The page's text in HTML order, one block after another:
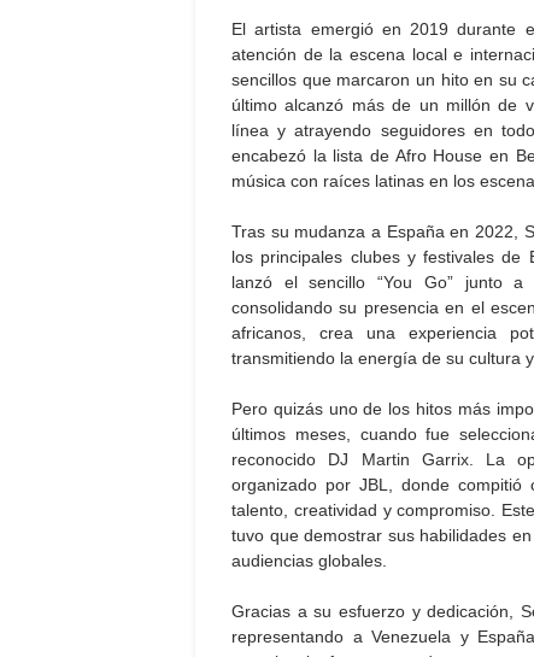
El artista emergió en 2019 durante
atención de la escena local e
sencillos que marcaron un hito en su
último alcanzó más de un millón de
línea y atrayendo seguidores en
encabezó la lista de Afro House en
música con raíces latinas en los
Tras su mudanza a España en 2022,
los principales clubes y festivales de
lanzó el sencillo “You Go” junto a
consolidando su presencia en el
africanos, crea una experiencia
transmitiendo la energía de su cultura
Pero quizás uno de los hitos más
últimos meses, cuando fue
reconocido DJ Martin Garrix. La
organizado por JBL, donde
talento, creatividad y compromiso.
tuvo que demostrar sus habilidades
audiencias globales.
Gracias a su esfuerzo y dedicación,
representando a Venezuela y